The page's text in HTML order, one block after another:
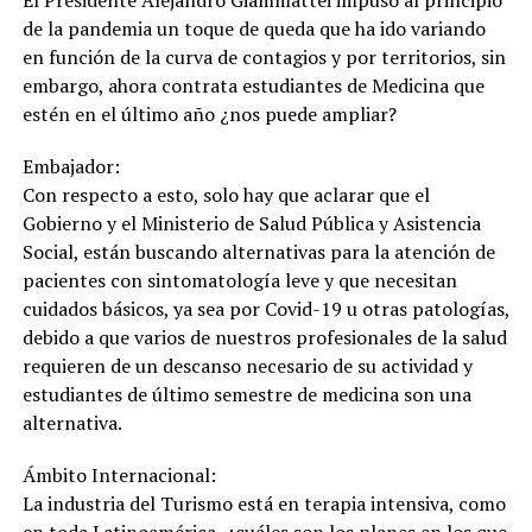
de la pandemia un toque de queda que ha ido variando
en función de la curva de contagios y por territorios, sin
embargo, ahora contrata estudiantes de Medicina que
estén en el último año ¿nos puede ampliar?
Embajador:
Con respecto a esto, solo hay que aclarar que el
Gobierno y el Ministerio de Salud Pública y Asistencia
Social, están buscando alternativas para la atención de
pacientes con sintomatología leve y que necesitan
cuidados básicos, ya sea por Covid-19 u otras patologías,
debido a que varios de nuestros profesionales de la salud
requieren de un descanso necesario de su actividad y
estudiantes de último semestre de medicina son una
alternativa.
Ámbito Internacional:
La industria del Turismo está en terapia intensiva, como